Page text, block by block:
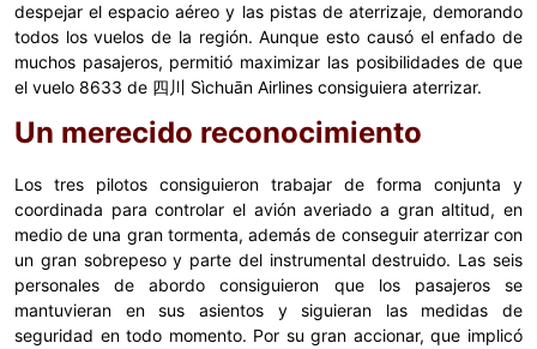
despejar el espacio aéreo y las pistas de aterrizaje, demorando
todos los vuelos de la región. Aunque esto causó el enfado de
muchos pasajeros, permitió maximizar las posibilidades de que
el vuelo 8633 de 四川 Sìchuān Airlines consiguiera aterrizar.
Un merecido reconocimiento
Los tres pilotos consiguieron trabajar de forma conjunta y
coordinada para controlar el avión averiado a gran altitud, en
medio de una gran tormenta, además de conseguir aterrizar con
un gran sobrepeso y parte del instrumental destruido. Las seis
personales de abordo consiguieron que los pasajeros se
mantuvieran en sus asientos y siguieran las medidas de
seguridad en todo momento. Por su gran accionar, que implicó